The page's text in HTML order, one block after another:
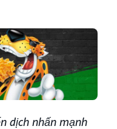
dịch nhấn mạnh